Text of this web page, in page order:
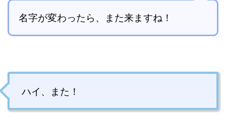
名字が変わったら、また来ますね！
ハイ、また！